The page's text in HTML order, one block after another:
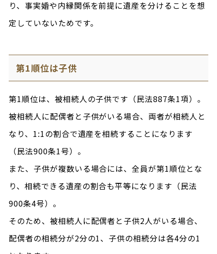
り、事実婚や内縁関係を前提に遺産を分けることを想
定していないためです。
第1順位は子供
第1順位は、被相続人の子供です（民法887条1項）。
被相続人に配偶者と子供がいる場合、両者が相続人と
なり、1:1の割合で遺産を相続することになります
（民法900条1号）。
また、子供が複数いる場合には、全員が第1順位とな
り、相続できる遺産の割合も平等になります（民法
900条4号）。
そのため、被相続人に配偶者と子供2人がいる場合、
配偶者の相続分が2分の1、子供の相続分は各4分の1